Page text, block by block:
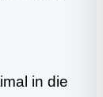
in die